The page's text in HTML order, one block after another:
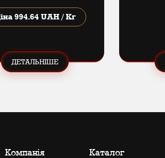
994.64 UAH / Кг
ДЕТАЛЬНІШЕ
Компанія
Каталог